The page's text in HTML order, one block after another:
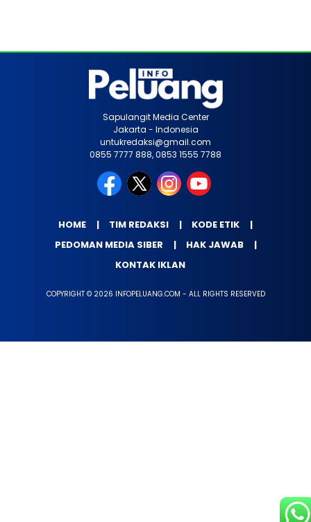
Sapulangit Media Center
Jakarta - Indonesia
untukredaksi@gmail.com
0855 7777 888, 0853 1555 7788
HOME TIM REDAKSI
KODE ETIK
PEDOMAN MEDIA SIBER
HAK JAWAB
KONTAK IKLAN
COPYRIGHT © 2026 INFOPELUANG.COM - ALL RIGHTS RESERVED